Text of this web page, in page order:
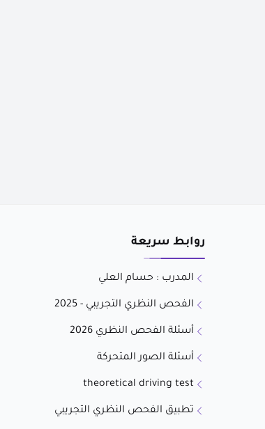
روابط سريعة
المدرب : حسام العلي
الفحص النظري التجريبي - 2025
أسئلة الفحص النظري 2026
أسئلة الصور المتحركة
theoretical driving test
تطبيق الفحص النظري التجريبي